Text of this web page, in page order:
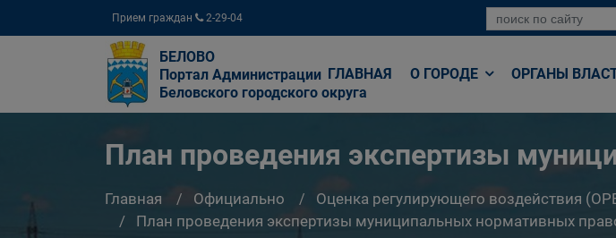
Прием граждан 2-29-04
БЕЛОВО
Портал Администрации
Беловского городского округа
ГЛАВНАЯ О ГОРОДЕ ОРГАНЫ
План проведения экспертизы
Главная Официально
Оценка регулирующего воздействия
План проведения экспертизы муниципальных нормативных